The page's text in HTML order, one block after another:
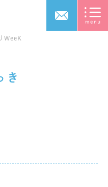
WeeK
き